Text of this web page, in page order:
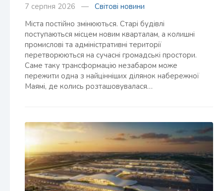
7 серпня 2026 — Світові новини
Міста постійно змінюються. Старі будівлі
поступаються місцем новим кварталам, а колишні
промислові та адміністративні території
перетворюються на сучасні громадські простори.
Саме таку трансформацію незабаром може
пережити одна з найцінніших ділянок набережної
Маямі, де колись розташовувалася…